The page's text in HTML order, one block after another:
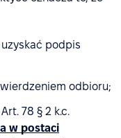
podpis
odbioru;
78 § 2 k.c.
w postaci